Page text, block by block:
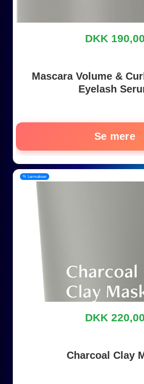
DKK 190,00
Mascara Volume &
Eyelash
Se mere
📂 Lermakser
DKK 220,00
Charcoal Clay